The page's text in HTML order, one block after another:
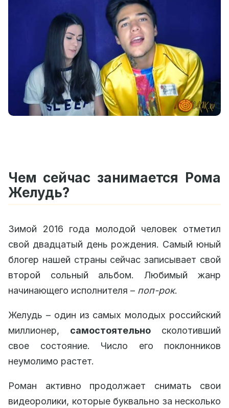
Чем сейчас занимается Рома
Желудь?
Зимой 2016 года молодой человек отметил
свой двадцатый день рождения. Самый юный
блогер нашей страны сейчас записывает свой
второй сольный альбом. Любимый жанр
начинающего исполнителя – поп-рок.
Желудь – один из самых молодых российский
миллионер, самостоятельно сколотивший
свое состояние. Число его поклонников
неумолимо растет.
Роман активно продолжает снимать свои
видеоролики, которые буквально за несколько